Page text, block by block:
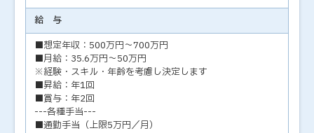
給 与
■想定年収：500万円～700万円
■月給：35.6万円～50万円
※経験・スキル・年齢を考慮し決定します
■昇給：年1回
■賞与：年2回
---各種手当---
■通勤手当（上限5万円／月）